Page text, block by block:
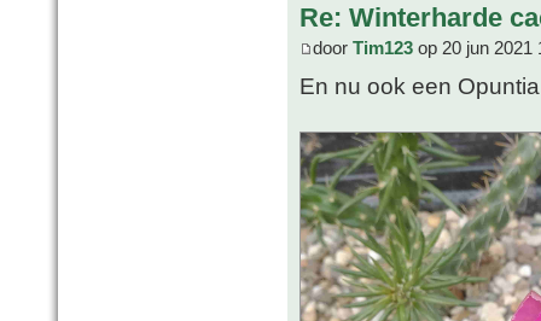
Re: Winterharde
door Tim123 op 20 jun 2021
En nu ook een